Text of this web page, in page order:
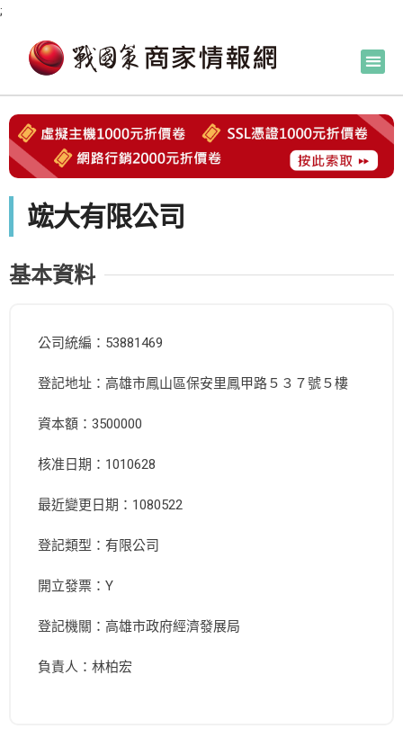
;
竤大有限公司
基本資料
公司統編：53881469
登記地址：高雄市鳳山區保安里鳳甲路５３７號５樓
資本額：3500000
核准日期：1010628
最近變更日期：1080522
登記類型：有限公司
開立發票：Y
登記機關：高雄市政府經濟發展局
負責人：林柏宏